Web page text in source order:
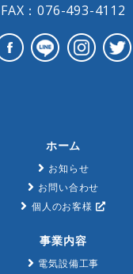
FAX：076-493-4112
ホーム
お知らせ
お問い合わせ
個人のお客様
事業内容
電気設備工事